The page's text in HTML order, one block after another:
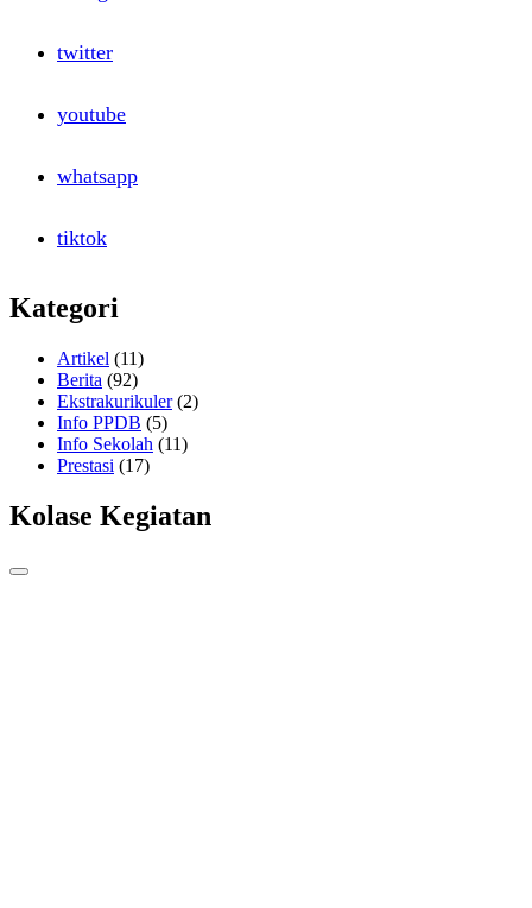
twitter
youtube
whatsapp
tiktok
Kategori
Artikel (11)
Berita (92)
Ekstrakurikuler(2)
Info PPDB (5)
Info Sekolah (11)
Prestasi (17)
Kolase Kegiatan